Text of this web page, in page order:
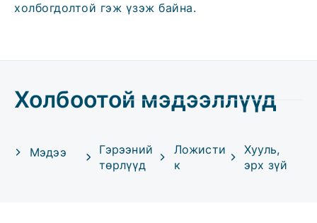
холбогдолтой гэж үзэж байна.
Холбоотой мэдээллүүд
Мэдээ
Гэрээний
төрлүүд
Ложисти
к
Хууль,
эрх зүй